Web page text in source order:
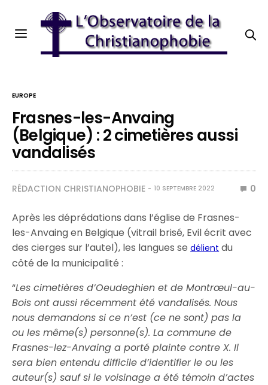
EUROPE
Frasnes-les-Anvaing
(Belgique) : 2 cimetières aussi
vandalisés
RÉDACTION CHRISTIANOPHOBIE 10 SEPTEMBRE 2022 0
Après les déprédations dans l’église de Frasnes-
les-Anvaing en Belgique (vitrail brisé, Evil écrit avec
des cierges sur l’autel), les langues sedélient du
côté de la municipalité :
“Les cimetières d’Oeudeghien et de Montrœul-au-
Bois ont aussi récemment été vandalisés. Nous
nous demandons si ce n’est (ce ne sont) pas la
ou les même(s) personne(s). La commune de
Frasnes-lez-Anvaing a porté plainte contre X. Il
sera bien entendu difficile d’identifier le ou les
auteur(s) sauf si le voisinage a été témoin d’actes